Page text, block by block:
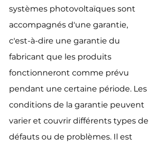
systèmes photovoltaïques sont
accompagnés d'une garantie,
c'est-à-dire une garantie du
fabricant que les produits
fonctionneront comme prévu
pendant une certaine période. Les
conditions de la garantie peuvent
varier et couvrir différents types de
défauts ou de problèmes. Il est